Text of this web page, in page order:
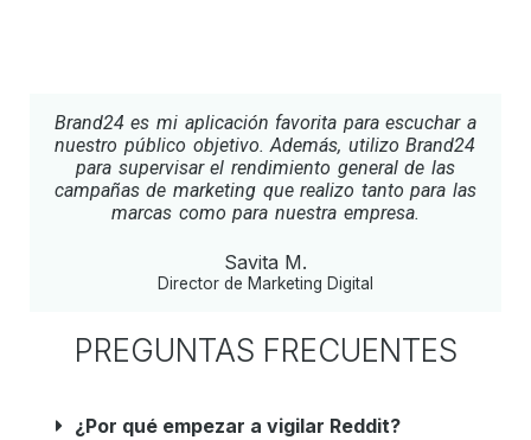
Brand24 es mi aplicación favorita para escuchar a
nuestro público objetivo. Además, utilizo Brand24
para supervisar el rendimiento general de las
campañas de marketing que realizo tanto para las
marcas como para nuestra empresa.
Savita M.
Director de Marketing Digital
PREGUNTAS FRECUENTES
¿Por qué empezar a vigilar Reddit?